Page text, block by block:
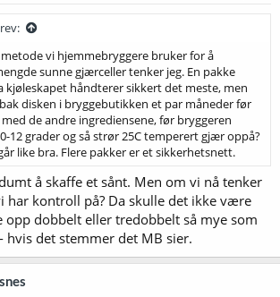
vi hjemmebryggere bruker for å
sunne gjærceller tenker jeg. En pakke
håndterer sikkert det meste, men
disken i bryggebutikken et par måneder før
de andre ingrediensene, før bryggeren
12 grader og så strør 25C temperert gjær oppå?
like bra. Flere pakker er et sikkerhetsnett.
å skaffe et sånt. Men om vi nå tenker
kontroll på? Da skulle det ikke være
opp dobbelt eller tredobbelt så mye som
hvis det stemmer det MB sier.